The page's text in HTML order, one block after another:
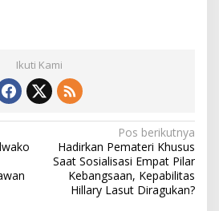
Ikuti Kami
Pos berikutnya
Hadirkan Pemateri Khusus
Saat Sosialisasi Empat Pilar
Kebangsaan, Kepabilitas
Hillary Lasut Diragukan?